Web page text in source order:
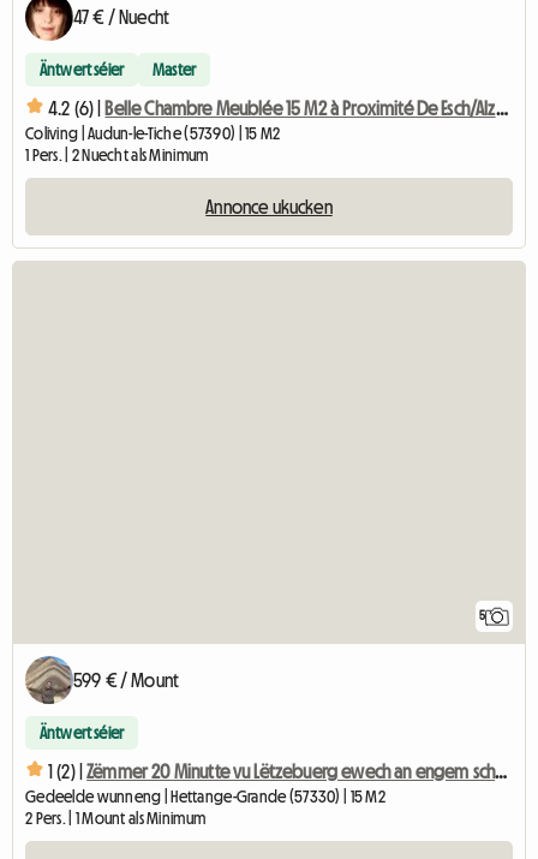
47 € / Nuecht
Äntwert séier Master
4.2 (6) | Belle Chambre Meublée 15 M2 à Proximité De Esch/Alzette
Coliving | Audun-le-Tiche (57390) | 15 M2
1 Pers. | 2 Nuecht als Minimum
Annonce ukucken
5
599 € / Mount
Äntwert séier
1 (2) | Zëmmer 20 Minutte vu Lëtzebuerg ewech an engem schéine gemeinsamen Appartement
Gedeelde wunneng | Hettange-Grande (57330) | 15 M2
2 Pers. | 1 Mount als Minimum